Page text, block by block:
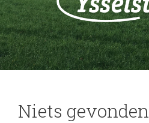
Niets gevonden